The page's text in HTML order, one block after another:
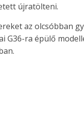
újratölteni.
az olcsóbban
G36-ra épülő